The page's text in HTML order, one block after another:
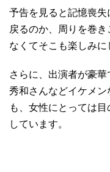
予告を見ると記憶喪
戻るのか、周りを巻
なくてそこも楽しみに
さらに、出演者が豪
秀和さんなどイケメ
も、女性にとっては
しています。